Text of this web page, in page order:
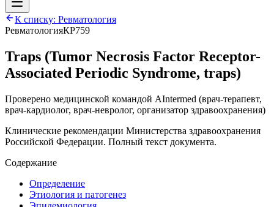
К списку: Ревматология
РевматологияКР759
Traps (Tumor Necrosis Factor Receptor-
Associated Periodic Syndrome, traps)
Проверено медицинской командой AIntermed (врач-терапевт,
врач-кардиолог, врач-невролог, организатор здравоохранения)
Клинические рекомендации Министерства здравоохранения
Российской Федерации. Полный текст документа.
Содержание
Определение
Этиология и патогенез